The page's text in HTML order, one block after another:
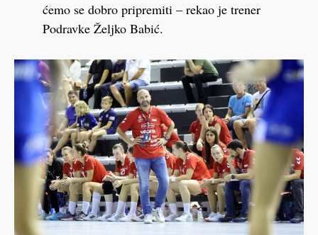
ćemo se dobro pripremiti – rekao je trener
Podravke Željko Babić.